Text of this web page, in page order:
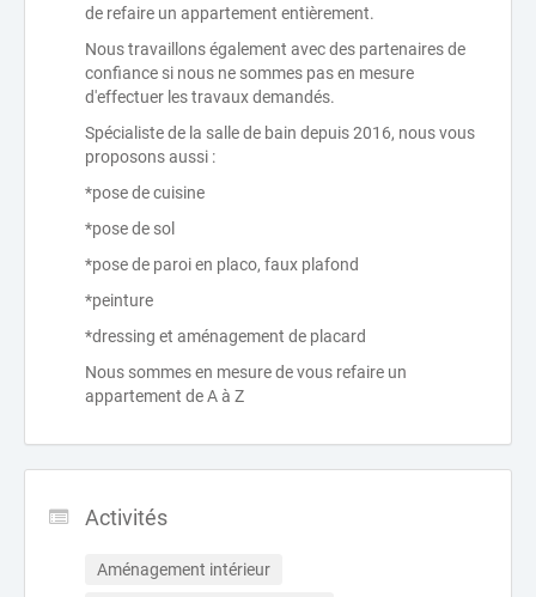
de refaire un appartement entièrement.
Nous travaillons également avec des partenaires de
confiance si nous ne sommes pas en mesure
d'effectuer les travaux demandés.
Spécialiste de la salle de bain depuis 2016, nous vous
proposons aussi :
*pose de cuisine
*pose de sol
*pose de paroi en placo, faux plafond
*peinture
*dressing et aménagement de placard
Nous sommes en mesure de vous refaire un
appartement de A à Z
Activités
Aménagement intérieur